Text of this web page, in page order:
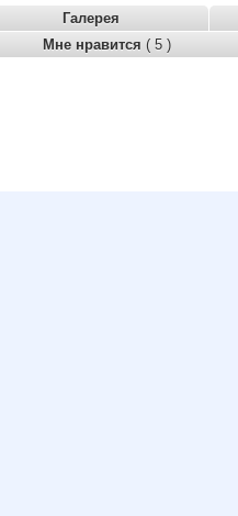
Галерея
Мне нравится ( 5 )